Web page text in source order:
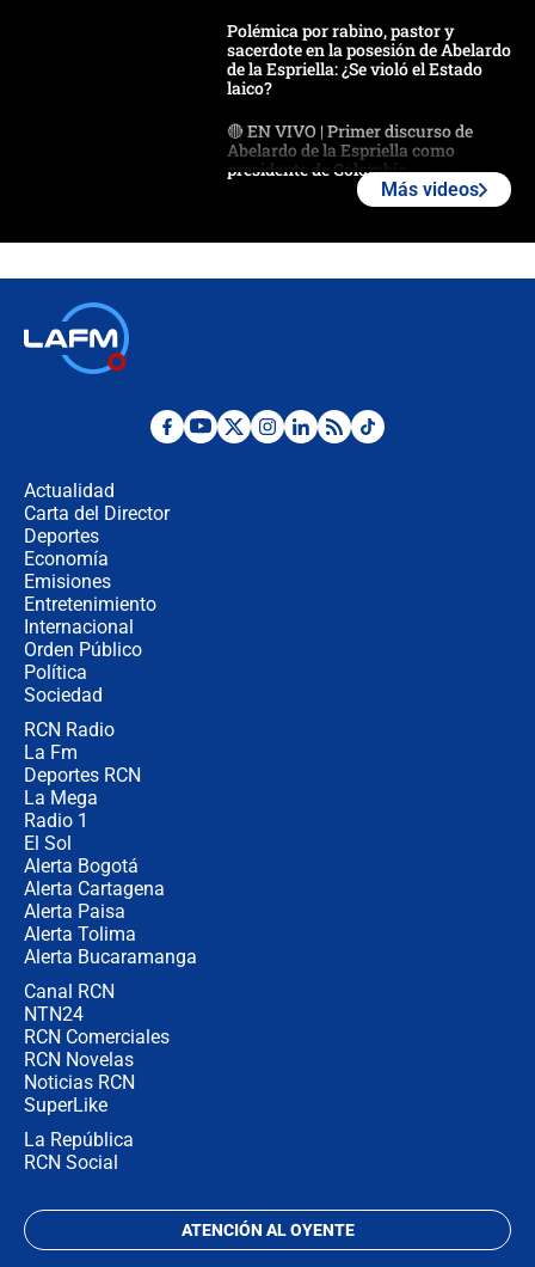
Polémica por rabino, pastor y
sacerdote en la posesión de Abelardo
de la Espriella: ¿Se violó el Estado
laico?
🔴 EN VIVO | Primer discurso de
Abelardo de la Espriella como
presidente de Colombia
Desde dermatitis hasta infecciones:
Más videos
Actualidad
Carta del Director
Deportes
Economía
Emisiones
Entretenimiento
Internacional
Orden Público
Política
Sociedad
RCN Radio
La Fm
Deportes RCN
La Mega
Radio 1
El Sol
Alerta Bogotá
Alerta Cartagena
Alerta Paisa
Alerta Tolima
Alerta Bucaramanga
Canal RCN
NTN24
RCN Comerciales
RCN Novelas
Noticias RCN
SuperLike
La República
RCN Social
ATENCIÓN AL OYENTE